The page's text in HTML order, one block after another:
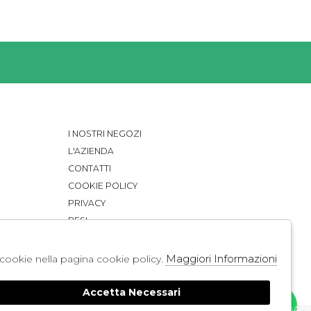
I NOSTRI NEGOZI
L'AZIENDA
CONTATTI
COOKIE POLICY
PRIVACY
RESI
SPEDIZIONE
nella pagina cookie policy. Maggiori Informazioni
Accetta Necessari